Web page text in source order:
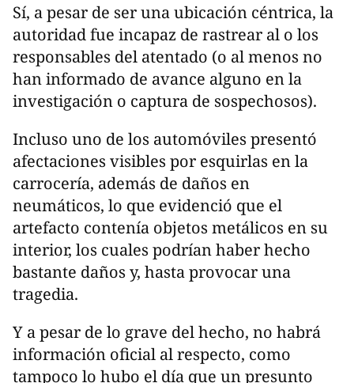
Sí, a pesar de ser una ubicación céntrica, la
autoridad fue incapaz de rastrear al o los
responsables del atentado (o al menos no
han informado de avance alguno en la
investigación o captura de sospechosos).
Incluso uno de los automóviles presentó
afectaciones visibles por esquirlas en la
carrocería, además de daños en
neumáticos, lo que evidenció que el
artefacto contenía objetos metálicos en su
interior, los cuales podrían haber hecho
bastante daños y, hasta provocar una
tragedia.
Y a pesar de lo grave del hecho, no habrá
información oficial al respecto, como
tampoco lo hubo el día que un presunto